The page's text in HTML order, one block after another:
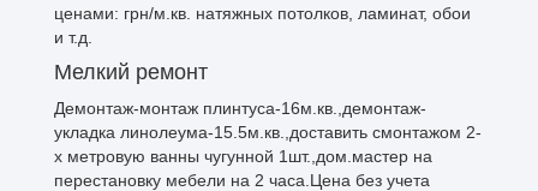
ценами: грн/м.кв. натяжных потолков, ламинат, обои
и т.д.
Мелкий ремонт
Демонтаж-монтаж плинтуса-16м.кв.,демонтаж-
укладка линолеума-15.5м.кв.,доставить смонтажом 2-
х метровую ванны чугунной 1шт.,дом.мастер на
перестановку мебели на 2 часа.Цена без учета